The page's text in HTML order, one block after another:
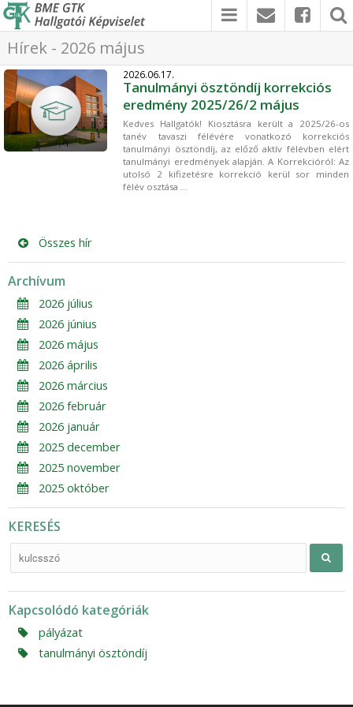
Hírek - 2026 május
2026.06.17.
Tanulmányi ösztöndíj korrekciós
eredmény 2025/26/2 május
Kedves Hallgatók! Kiosztásra került a 2025/26-os
tanév tavaszi félévére vonatkozó korrekciós
tanulmányi ösztöndíj, az előző aktív félévben elért
tanulmányi eredmények alapján. A Korrekcióról: Az
utolsó 2 kifizetésre korrekció kerül sor minden
félév osztása ...
Összes hír
Archívum
2026 július
2026 június
2026 május
2026 április
2026 március
2026 február
2026 január
2025 december
2025 november
2025 október
KERESÉS
Kapcsolódó kategóriák
pályázat
tanulmányi ösztöndíj